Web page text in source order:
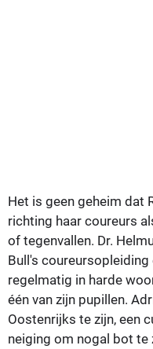
Het is geen geheim dat
richting haar coureurs
of tegenvallen. Dr.
Bull's
regelmatig in harde
één van zijn pupillen.
Oostenrijks te zijn, een
neiging om nogal bot te